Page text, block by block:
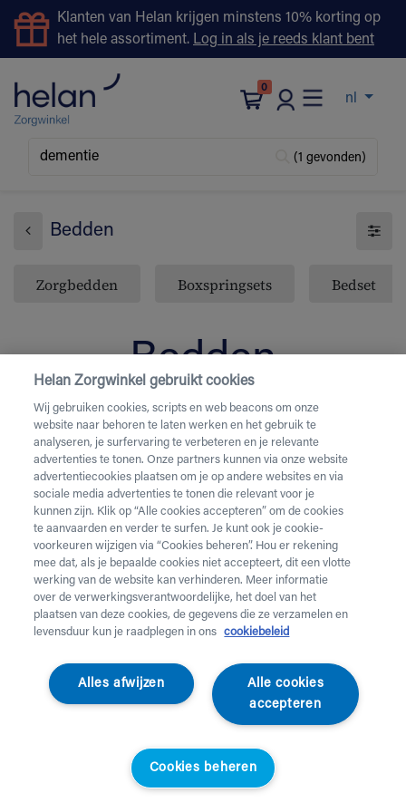
Klanten van Helan krijgen minstens 10% korting op
het hele assortiment. Log in als je reeds klant bent
0
nl
(1 gevonden)
Bedden
Zorgbedden Boxspringsets Bedset
Bedden
Sit & Sleep
Nog meer ergonomisch slaapcomfort?Volledig op maat
gemaakte slaapproductenvind je bij Sit & Sleep.
Helan Zorgwinkel gebruikt cookies
Wij gebruiken cookies, scripts en web beacons om onze
website naar behoren te laten werken en het gebruik te
analyseren, je surfervaring te verbeteren en je relevante
advertenties te tonen. Onze partners kunnen via onze website
advertentiecookies plaatsen om je op andere websites en via
sociale media advertenties te tonen die relevant voor je
kunnen zijn. Klik op “Alle cookies accepteren” om de cookies
te aanvaarden en verder te surfen. Je kunt ook je cookie-
voorkeuren wijzigen via “Cookies beheren”. Hou er rekening
mee dat, als je bepaalde cookies niet accepteert, dit een vlotte
werking van de website kan verhinderen. Meer informatie
over de verwerkingsverantwoordelijke, het doel van het
plaatsen van deze cookies, de gegevens die ze verzamelen en
levensduur kun je raadplegen in ons
cookiebeleid
Alle cookies
accepteren
Alles afwijzen
Cookies beheren